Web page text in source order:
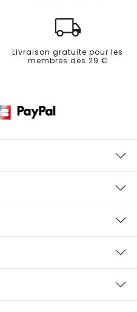
Livraison gratuite pour les
membres dès 29 €